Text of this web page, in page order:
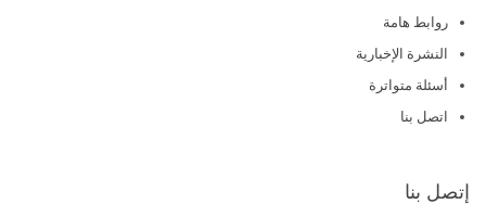
روابط هامة
النشرة الإخبارية
أسئلة متواترة
اتصل بنا
إتصل بنا